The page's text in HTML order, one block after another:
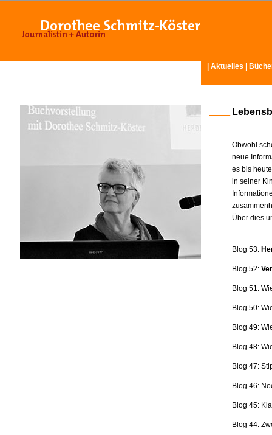
Aktuelles
Obwohl
neue
es bis
in seiner
Über dies
Blog 53:
Blog 52:
Blog 51:
Blog 50:
Blog 49:
Blog 48:
Blog 47:
Blog 46:
Blog 45:
Blog 44: